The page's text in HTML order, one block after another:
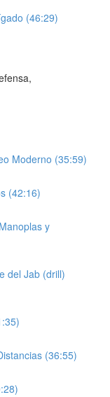
(46:29)
Moderno (35:59)
(42:16)
y
del Jab (drill)
(36:55)